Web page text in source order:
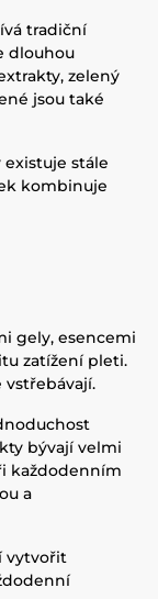
tradiční
dlouhou
zelený
jsou také
stále
kombinuje
gely, esencemi
zatížení pleti.
vstřebávají.
bývají velmi
každodenním
a
vytvořit